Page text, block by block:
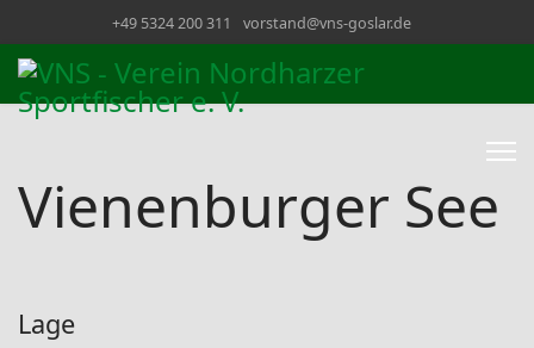
+49 5324 200 311 vorstand@vns-goslar.de
Vienenburger See
Lage